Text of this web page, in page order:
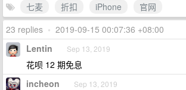
七麦 折扣 iPhone
官网
23 replies • 2019-09-15 00:07:36 +08:00
Lentin Sep 13, 2019
花呗 12 期免息
incheon Sep 13, 2019